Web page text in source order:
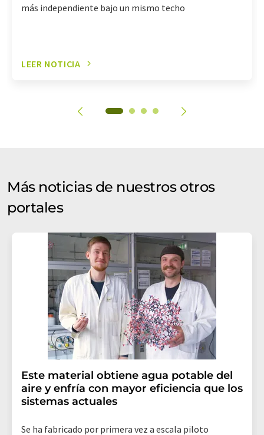
más independiente bajo un mismo techo
LEER NOTICIA
Más noticias de nuestros otros
portales
Este material obtiene agua potable del
aire y enfría con mayor eficiencia que los
sistemas actuales
Se ha fabricado por primera vez a escala piloto